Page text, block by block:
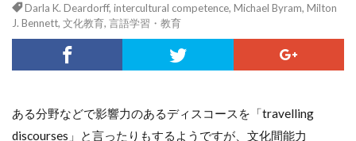
Darla K. Deardorff, intercultural competence, Michael Byram, Milton
J. Bennett, 文化教育, 言語学習・教育
ある分野などで影響力のあるディスコースを「travelling
discourses」と言ったりもするようですが、文化間能力